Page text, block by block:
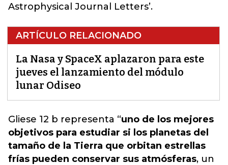
Astrophysical Journal Letters’.
ARTÍCULO RELACIONADO
La Nasa y SpaceX aplazaron para este
jueves el lanzamiento del módulo
lunar Odiseo
Gliese 12 b representa “uno de los mejores
objetivos para estudiar si los planetas del
tamaño de la Tierra que orbitan estrellas
frías pueden conservar sus atmósferas, un